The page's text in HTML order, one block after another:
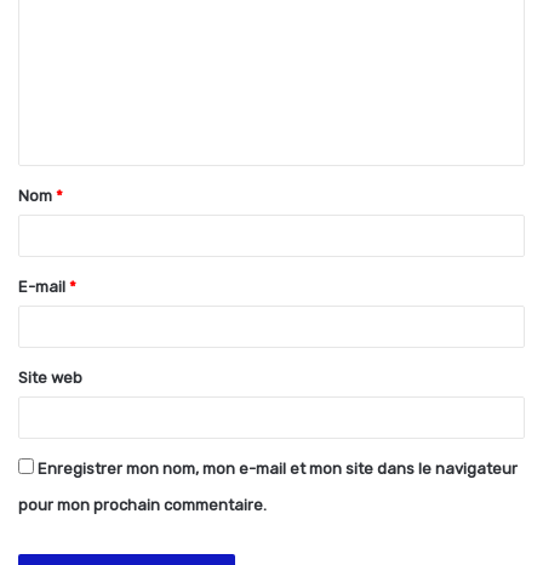
t
a
e
*
Nom *
E-mail *
Site web
Enregistrer mon nom, mon e-mail et mon site dans le navigateur
pour mon prochain commentaire.